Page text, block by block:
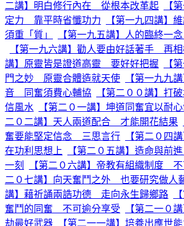
二講】明白修行內在 從根本改革起
【
定力 靠平時省懺功力
【第一九四講】
須重「質」
【第一九五講】人的臨終一
【第一九六講】勸人要由好話著手 再
講】原靈皆是證道高靈 要好好把握
【
門之妙 原靈合體造就天使
【第一九九
音 同奮須費心輔協
【第二００講】打
信風水
【第二０一講】坤道同奮宜以耐
二０二講】天人兩道配合 才能開花結果
奮要能堅定信念 三思言行
【第二０四
在功利思想上
【第二０五講】造命與前
一刻
【第二０六講】帝教有組織制度
二０七講】向天奮鬥之外 也要研究做人
講】藉祈誦兩誥功德 走向永生歸鄉路
奮鬥的同奮 不可逾分享受
【第二一０
劫最好武器
【第二一一講】培養出應世